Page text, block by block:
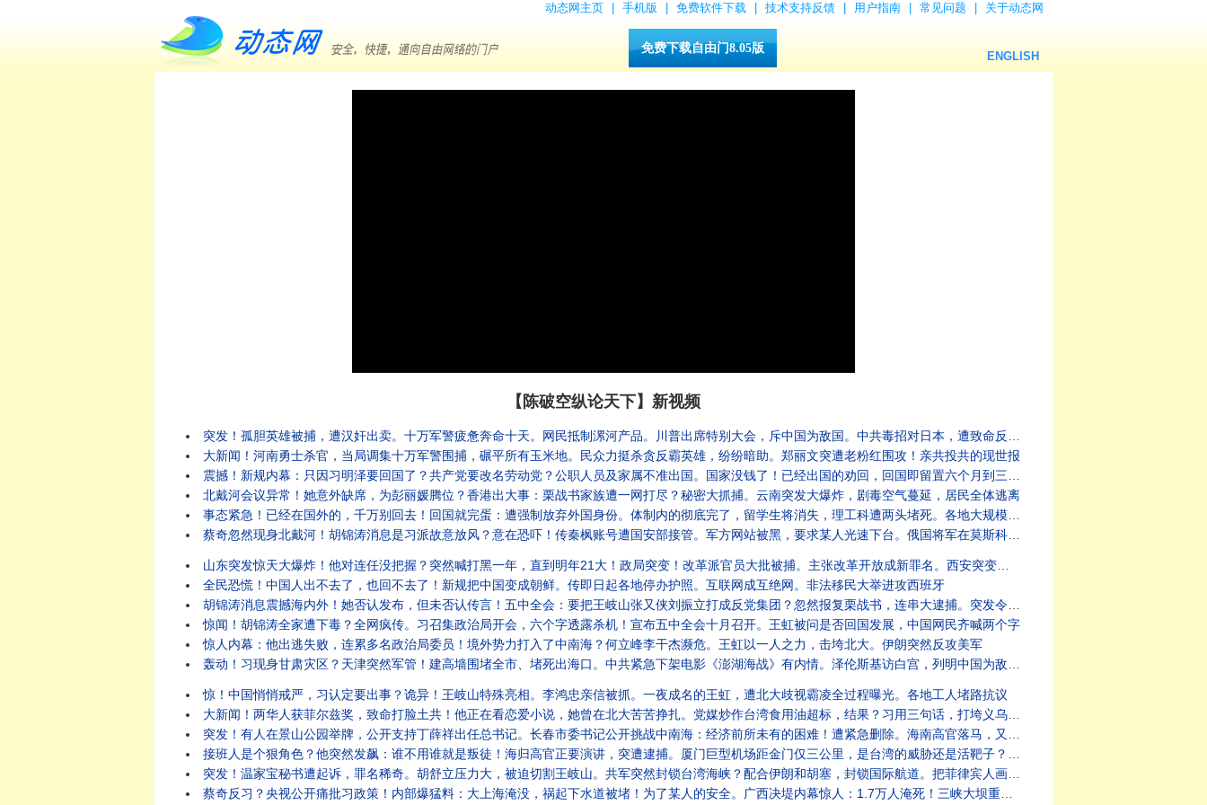
动态网主页 手机版 免费软件下载 技术支持反馈 用户指南 常见问题 关于动态网
免费下载自由门8.05版
ENGLISH
【陈破空纵论天下】新视频
突发！孤胆英雄被捕，遭汉奸出卖。十万军警疲惫奔命十天。网民抵制漯河产品。川普出席特别大会，斥中国为敌国。中共毒招对日本，遭致命反制。直播：美东时间8月9日早9、中港台晚9
大新闻！河南勇士杀官，当局调集十万军警围捕，碾平所有玉米地。民众力挺杀贪反霸英雄，纷纷暗助。郑丽文突遭老粉红围攻！亲共投共的现世报
震撼！新规内幕：只因习明泽要回国了？共产党要改名劳动党？公职人员及家属不准出国。国家没钱了！已经出国的劝回，回国即留置六个月到三年。党内叛逃潮汹涌
北戴河会议异常！她意外缺席，为彭丽媛腾位？香港出大事：栗战书家族遭一网打尽？秘密大抓捕。云南突发大爆炸，剧毒空气蔓延，居民全体逃离
事态紧急！已经在国外的，千万别回去！回国就完蛋：遭强制放弃外国身份。体制内的彻底完了，留学生将消失，理工科遭两头堵死。各地大规模收缴护照。外资火速撤离，不惜赔本走人
蔡奇忽然现身北戴河！胡锦涛消息是习派故意放风？意在恐吓！传秦枫账号遭国安部接管。军方网站被黑，要求某人光速下台。俄国将军在莫斯科遭炸死
山东突发惊天大爆炸！他对连任没把握？突然喊打黑一年，直到明年21大！政局突变！改革派官员大批被捕。主张改革开放成新罪名。西安突变汪洋泽国。有人指明方向？
全民恐慌！中国人出不去了，也回不去了！新规把中国变成朝鲜。传即日起各地停办护照。互联网成互绝网。非法移民大举进攻西班牙
胡锦涛消息震撼海内外！她否认发布，但未否认传言！五中全会：要把王岐山张又侠刘振立打成反党集团？忽然报复栗战书，连串大逮捕。突发令闭关锁国！一切为连任铺路
惊闻！胡锦涛全家遭下毒？全网疯传。习召集政治局开会，六个字透露杀机！宣布五中全会十月召开。王虹被问是否回国发展，中国网民齐喊两个字
惊人内幕：他出逃失败，连累多名政治局委员！境外势力打入了中南海？何立峰李干杰濒危。王虹以一人之力，击垮北大。伊朗突然反攻美军
轰动！习现身甘肃灾区？天津突然军管！建高墙围堵全市、堵死出海口。中共紧急下架电影《澎湖海战》有内情。泽伦斯基访白宫，列明中国为敌国，与俄国同。同川普相谈甚欢
惊！中国悄悄戒严，习认定要出事？诡异！王岐山特殊亮相。李鸿忠亲信被抓。一夜成名的王虹，遭北大歧视霸凌全过程曝光。各地工人堵路抗议
大新闻！两华人获菲尔兹奖，致命打脸土共！他正在看恋爱小说，她曾在北大苦苦挣扎。党媒炒作台湾食用油超标，结果？习用三句话，打垮义乌人。甘肃突发泥石流，活埋无数。福建讨薪人报复，烧掉57亿
突发！有人在景山公园举牌，公开支持丁薛祥出任总书记。长春市委书记公开挑战中南海：经济前所未有的困难！遭紧急删除。海南高官落马，又有离奇新罪名。海归高官命运：有去无回！中国女渗透北约被捕
接班人是个狠角色？他突然发飙：谁不用谁就是叛徒！海归高官正要演讲，突遭逮捕。厦门巨型机场距金门仅三公里，是台湾的威胁还是活靶子？中俄为伊朗提供武器，川普妙答
突发！温家宝秘书遭起诉，罪名稀奇。胡舒立压力大，被迫切割王岐山。共军突然封锁台湾海峡？配合伊朗和胡塞，封锁国际航道。把菲律宾人画成猴子，王毅这样解释
蔡奇反习？央视公开痛批习政策！内部爆猛料：大上海淹没，祸起下水道被堵！为了某人的安全。广西决堤内幕惊人：1.7万人淹死！三峡大坝重大险情遭隐瞒，官员逃离